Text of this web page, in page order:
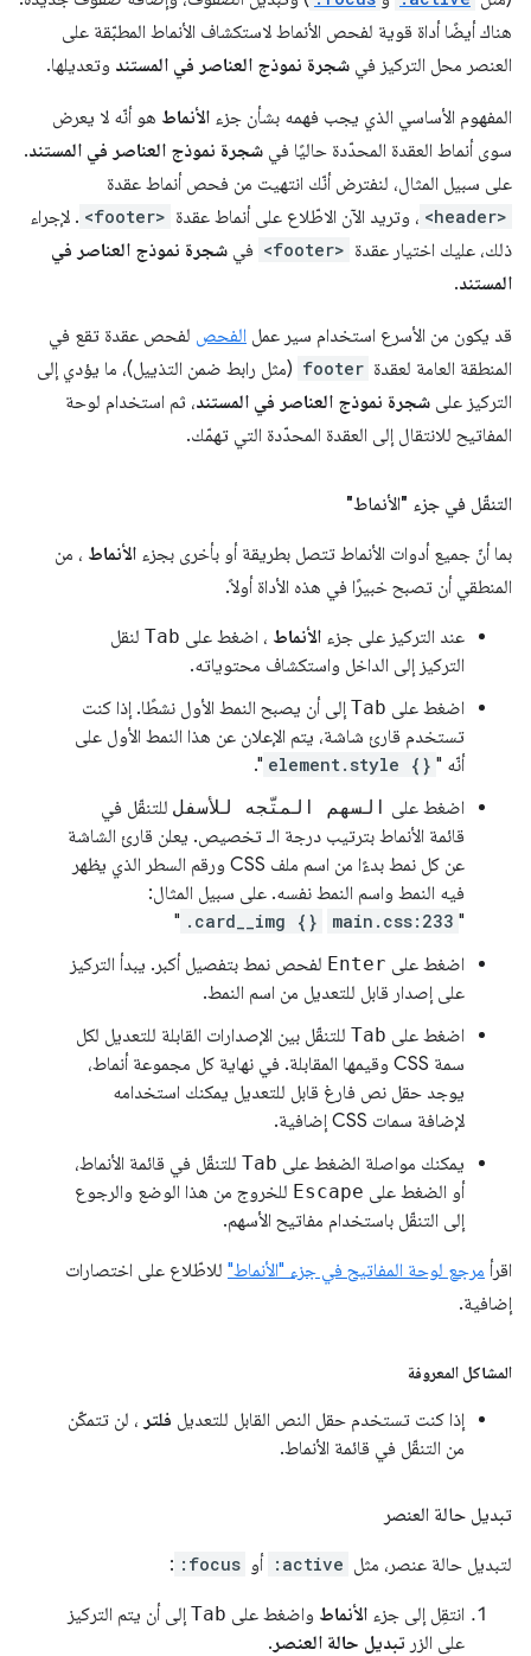
هناك أيضًا أداة قوية لفحص الأنماط لاستكشاف الأنماط المطبّقة على
العنصر محل التركيز في شجرة نموذج العناصر في المستند وتعديلها.
المفهوم الأساسي الذي يجب فهمه بشأن جزء الأنماط هو أنّه لا يعرض
سوى أنماط العقدة المحدّدة حاليًا في شجرة نموذج العناصر في المستند.
على سبيل المثال، لنفترض أنّك انتهيت من فحص أنماط عقدة
<header> ، وتريد الآن الاطّلاع على أنماط عقدة <footer> . لإجراء
ذلك، عليك اختيار عقدة <footer> في شجرة نموذج العناصر في
المستند.
قد يكون من الأسرع استخدام سير عمل الفحص لفحص عقدة تقع في
المنطقة العامة لعقدة footer (مثل رابط ضمن التذييل)، ما يؤدي إلى
التركيز على شجرة نموذج العناصر في المستند، ثم استخدام لوحة
المفاتيح للانتقال إلى العقدة المحدّدة التي تهمّك.
التنقّل في جزء "الأنماط"
بما أنّ جميع أدوات الأنماط تتصل بطريقة أو بأخرى بجزء الأنماط ، من
المنطقي أن تصبح خبيرًا في هذه الأداة أولاً.
عند التركيز على جزء الأنماط ، اضغط على Tab لنقل
التركيز إلى الداخل واستكشاف محتوياته.
اضغط على Tab إلى أن يصبح النمط الأول نشطًا. إذا كنت
تستخدم قارئ شاشة، يتم الإعلان عن هذا النمط الأول على
أنّه " element.style {}
".
اضغط على السهم المتّجه للأسفل للتنقّل في
قائمة الأنماط بترتيب درجة الـ تخصيص. يعلن قارئ الشاشة
عن كل نمط بدءًا من اسم ملف CSS ورقم السطر الذي يظهر
فيه النمط واسم النمط نفسه. على سبيل المثال:
"
main.css:233
.card__img {}
"
اضغط على Enter لفحص نمط بتفصيل أكبر. يبدأ التركيز
على إصدار قابل للتعديل من اسم النمط.
اضغط على Tab للتنقّل بين الإصدارات القابلة للتعديل لكل
سمة CSS وقيمها المقابلة. في نهاية كل مجموعة أنماط،
يوجد حقل نص فارغ قابل للتعديل يمكنك استخدامه
لإضافة سمات CSS إضافية.
يمكنك مواصلة الضغط على Tab للتنقّل في قائمة الأنماط،
أو الضغط على Escape للخروج من هذا الوضع والرجوع
إلى التنقّل باستخدام مفاتيح الأسهم.
اقرأ مرجع لوحة المفاتيح في جزء "الأنماط" للاطّلاع على اختصارات
إضافية.
المشاكل المعروفة
إذا كنت تستخدم حقل النص القابل للتعديل فلتر ، لن تتمكّن
من التنقّل في قائمة الأنماط.
تبديل حالة العنصر
لتبديل حالة عنصر، مثل :active أو :focus
:
انتقِل إلى جزء الأنماط واضغط على Tab إلى أن يتم التركيز
على الزر تبديل حالة العنصر .